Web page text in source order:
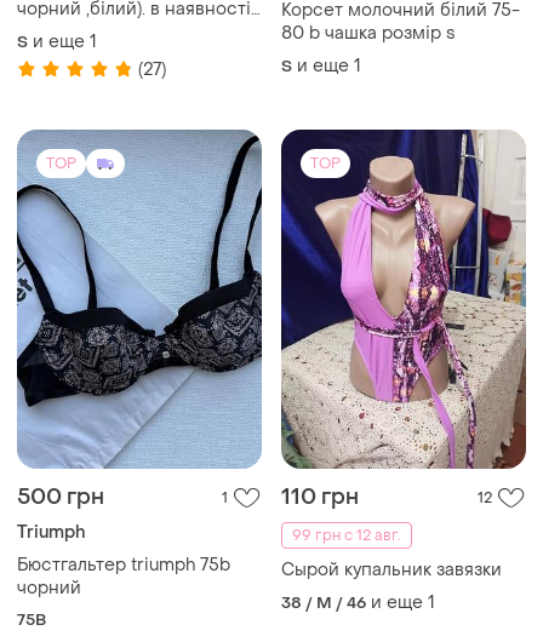
чорний ,білий). в наявності
декілька
S и еще 1
(27)
Корсет молочний білий 75-
80 b чашка розмір s
S и еще 1
TOP
500 грн 1
Triumph
Бюстгальтер triumph 75b
чорний
75B
TOP
110 грн
12
99 грн с 12 авг.
Сырой купальник завязки
38 / M / 46 и еще 1